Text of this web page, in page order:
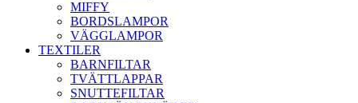
MIFFY
BORDSLAMPOR
VÄGGLAMPOR
TEXTILER
BARNFILTAR
TVÄTTLAPPAR
SNUTTEFILTAR